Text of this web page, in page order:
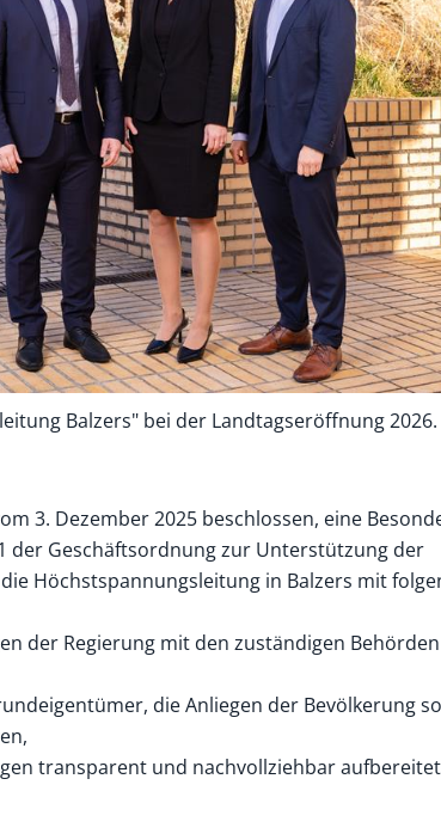
Balzers" bei der Landtagseröffnung 2026.
3. Dezember 2025 beschlossen, eine
der Geschäftsordnung zur Unterstützung der
Höchstspannungsleitung in Balzers mit
der Regierung mit den zuständigen
die Anliegen der Bevölke­rung
transparent und nachvollziehbar aufbe­reitet